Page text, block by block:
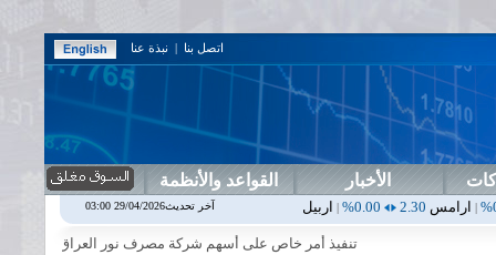
اتصل بنا | نبذة عنا
الأخبار القواعد والأنظمة
|اربيل 0.00
0.00%
|اسفنج1.87
تنفيذ أمر خاص على أسهم شركة مصرف نور العراق في جلسة الاربعاء